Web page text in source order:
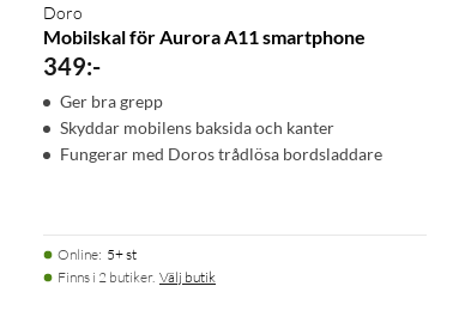
Doro
Mobilskal för Aurora A11 smartphone
349:-
Ger bra grepp
Skyddar mobilens baksida och kanter
Fungerar med Doros trådlösa bordsladdare
Online: 5+ st
Finns i 2 butiker. Välj butik